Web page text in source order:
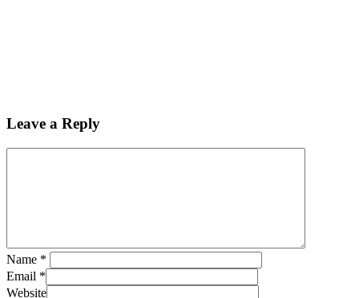
Leave a Reply
Name *
Email *
Website